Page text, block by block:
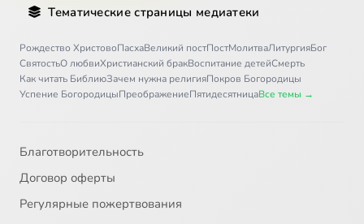
Тематические страницы медиатеки
Рождество ХристовоПасхаВеликий постПостМолитваЛитургияБог
СвятостьО любвиХристианский бракВоспитание детейСмерть
Как читать БиблиюЗачем нужна религияПокров Богородицы
Успение БогородицыПреображениеПятидесятницаВсе темы →
Благотворительность
Договор оферты
Регулярные пожертвования